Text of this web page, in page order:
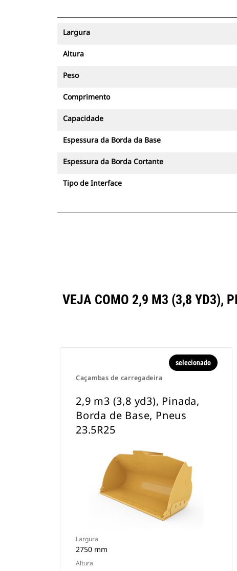
Largura
Altura
Peso
Comprimento
Capacidade
Espessura da Borda da Base
Espessura da Borda Cortante
Tipo de Interface
VEJA COMO 2,9 M3 (3,8 YD3),
Caçambas de carregadeira
selecionado
2,9 m3 (3,8 yd3), Pinada,
Borda de Base, Pneus
23.5R25
Largura
2750 mm
Altura